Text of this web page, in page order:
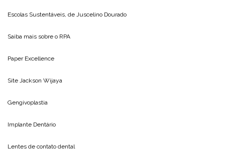
Escolas Sustentáveis, de Juscelino Dourado
Saiba mais sobre o RPA
Paper Excellence
Site Jackson Wijaya
Gengivoplastia
Implante Dentário
Lentes de contato dental